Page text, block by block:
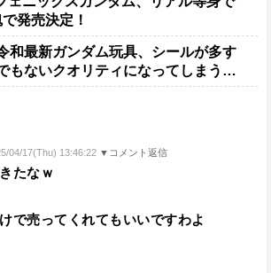
発売決定！
和最新ガンダム玩具、シールが多す
もないクオリティになってしまう…
04/17(Thu) 13:46:22 ▼コメント返信
たなｗ
で売ってくれてもいいですわよ